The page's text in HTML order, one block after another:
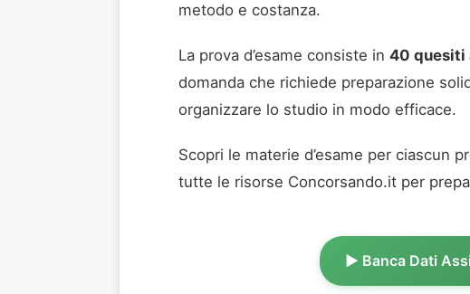
metodo e costanza.
La prova d’esame consiste in 40 quesiti
domanda che richiede preparazione
organizzare lo studio in modo efficace.
Scopri le materie d’esame per ciascun
tutte le risorse Concorsando.it per
▶️ Banca Dati